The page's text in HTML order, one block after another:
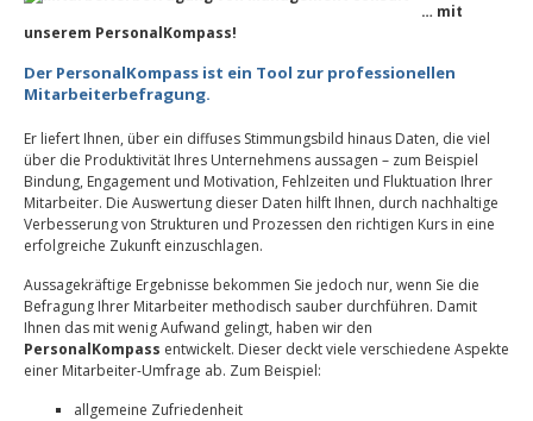
… mit
unserem PersonalKompass!
Der PersonalKompass ist ein Tool zur professionellen
Mitarbeiterbefragung.
Er liefert Ihnen, über ein diffuses Stimmungsbild hinaus Daten, die viel
über die Produktivität Ihres Unternehmens aussagen – zum Beispiel
Bindung, Engagement und Motivation, Fehlzeiten und Fluktuation Ihrer
Mitarbeiter. Die Auswertung dieser Daten hilft Ihnen, durch nachhaltige
Verbesserung von Strukturen und Prozessen den richtigen Kurs in eine
erfolgreiche Zukunft einzuschlagen.
Aussagekräftige Ergebnisse bekommen Sie jedoch nur, wenn Sie die
Befragung Ihrer Mitarbeiter methodisch sauber durchführen. Damit
Ihnen das mit wenig Aufwand gelingt, haben wir den
PersonalKompass entwickelt. Dieser deckt viele verschiedene Aspekte
einer Mitarbeiter-Umfrage ab. Zum Beispiel:
allgemeine Zufriedenheit